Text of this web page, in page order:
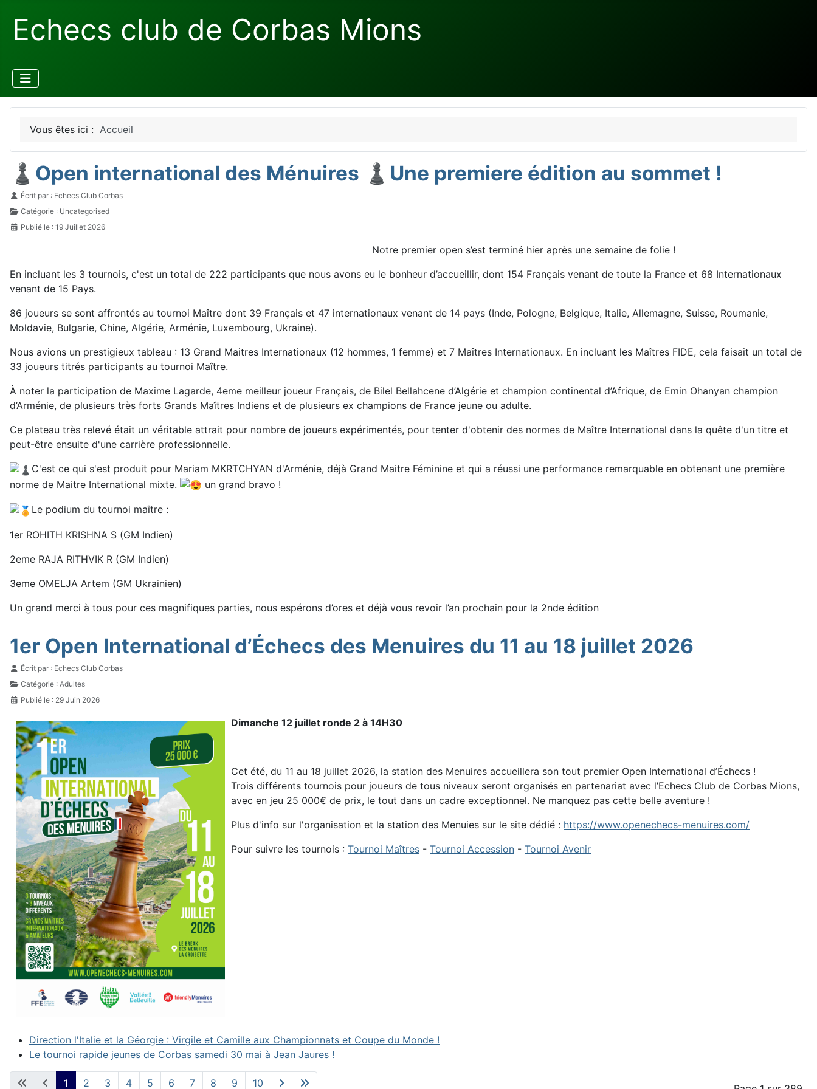
Echecs club de Corbas Mions
Vous êtes ici : Accueil
♟️Open international des Ménuires ♟️Une premiere édition au sommet !
Détails
Écrit par : Echecs Club Corbas
Catégorie : Uncategorised
Publié le : 19 Juillet 2026
Notre premier open s’est terminé hier après une semaine de folie !
En incluant les 3 tournois, c'est un total de 222 participants que nous avons eu le bonheur d’accueillir, dont 154 Français venant de toute la France et 68 Internationaux
venant de 15 Pays.
86 joueurs se sont affrontés au tournoi Maître dont 39 Français et 47 internationaux venant de 14 pays (Inde, Pologne, Belgique, Italie, Allemagne, Suisse, Roumanie,
Moldavie, Bulgarie, Chine, Algérie, Arménie, Luxembourg, Ukraine).
Nous avions un prestigieux tableau : 13 Grand Maitres Internationaux (12 hommes, 1 femme) et 7 Maîtres Internationaux. En incluant les Maîtres FIDE, cela faisait un total de
33 joueurs titrés participants au tournoi Maître.
À noter la participation de Maxime Lagarde, 4eme meilleur joueur Français, de Bilel Bellahcene d’Algérie et champion continental d’Afrique, de Emin Ohanyan champion
d’Arménie, de plusieurs très forts Grands Maîtres Indiens et de plusieurs ex champions de France jeune ou adulte.
Ce plateau très relevé était un véritable attrait pour nombre de joueurs expérimentés, pour tenter d'obtenir des normes de Maître International dans la quête d'un titre et
peut-être ensuite d'une carrière professionnelle.
C'est ce qui s'est produit pour Mariam MKRTCHYAN d'Arménie, déjà Grand Maitre Féminine et qui a réussi une performance remarquable en obtenant une première
norme de Maitre International mixte.
un grand bravo !
Le podium du tournoi maître :
1er ROHITH KRISHNA S (GM Indien)
2eme RAJA RITHVIK R (GM Indien)
3eme OMELJA Artem (GM Ukrainien)
Un grand merci à tous pour ces magnifiques parties, nous espérons d’ores et déjà vous revoir l’an prochain pour la 2nde édition
1er Open International d’Échecs des Menuires du 11 au 18 juillet 2026
Détails
Écrit par : Echecs Club Corbas
Catégorie : Adultes
Publié le : 29 Juin 2026
Dimanche 12 juillet ronde 2 à 14H30
Cet été, du 11 au 18 juillet 2026, la station des Menuires accueillera son tout premier Open International d’Échecs !
Trois différents tournois pour joueurs de tous niveaux seront organisés en partenariat avec l’Echecs Club de Corbas Mions,
avec en jeu 25 000€ de prix, le tout dans un cadre exceptionnel. Ne manquez pas cette belle aventure !
Plus d'info sur l'organisation et la station des Menuies sur le site dédié : https://www.openechecs-menuires.com/
Pour suivre les tournois : Tournoi Maîtres - Tournoi Accession - Tournoi Avenir
Direction l'Italie et la Géorgie : Virgile et Camille aux Championnats et Coupe du Monde !
Le tournoi rapide jeunes de Corbas samedi 30 mai à Jean Jaures !
1 2 3 4 5 6 7 8 9 10